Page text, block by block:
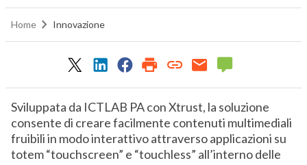
Home Innovazione
Sviluppata da ICTLAB PA con Xtrust, la soluzione
consente di creare facilmente contenuti multimediali
fruibili in modo interattivo attraverso applicazioni su
totem “touchscreen” e “touchless” all’interno delle